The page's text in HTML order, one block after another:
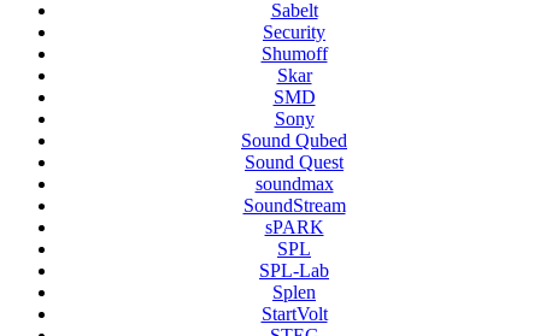
Sabelt
Security
Shumoff
Skar
SMD
Sony
Sound Qubed
Sound Quest
soundmax
SoundStream
sPARK
SPL
SPL-Lab
Splen
StartVolt